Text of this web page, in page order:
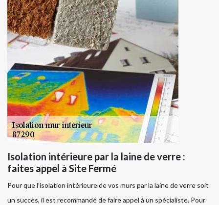
Isolation intérieure par la laine de verre :
faites appel à Site Fermé
Pour que l’isolation intérieure de vos murs par la laine de verre soit
un succès, il est recommandé de faire appel à un spécialiste. Pour